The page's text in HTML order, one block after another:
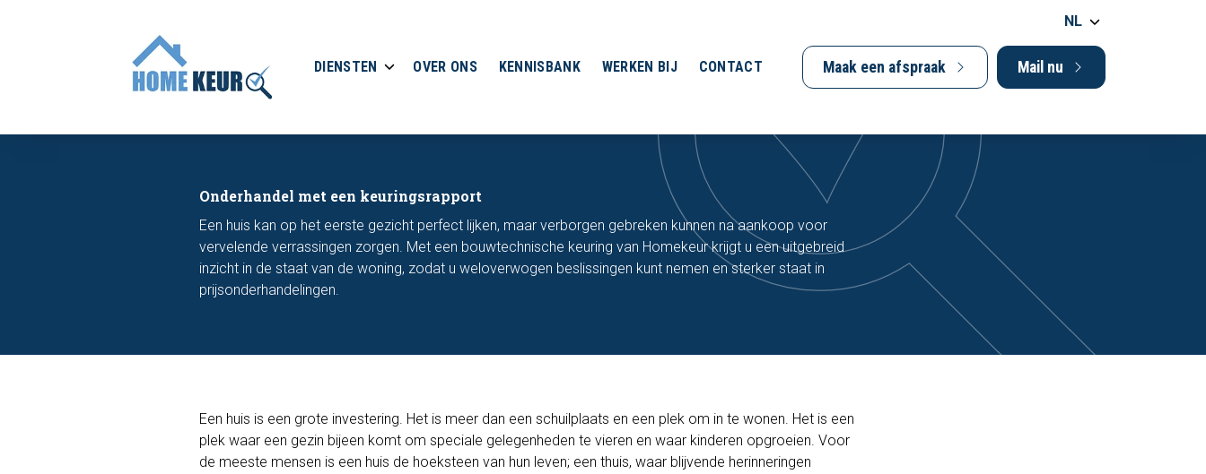
DIENSTEN OVER ONS KENNISBANK WERKEN BIJ CONTACT
NL
Maak een afspraak Mail nu
Onderhandel met een keuringsrapport
Een huis kan op het eerste gezicht perfect lijken, maar verborgen gebreken kunnen na aankoop voor
vervelende verrassingen zorgen. Met een bouwtechnische keuring van Homekeur krijgt u een uitgebreid
inzicht in de staat van de woning, zodat u weloverwogen beslissingen kunt nemen en sterker staat in
prijsonderhandelingen.
Een huis is een grote investering. Het is meer dan een schuilplaats en een plek om in te wonen. Het is een
plek waar een gezin bijeen komt om speciale gelegenheden te vieren en waar kinderen opgroeien. Voor
de meeste mensen is een huis de hoeksteen van hun leven; een thuis, waar blijvende herinneringen